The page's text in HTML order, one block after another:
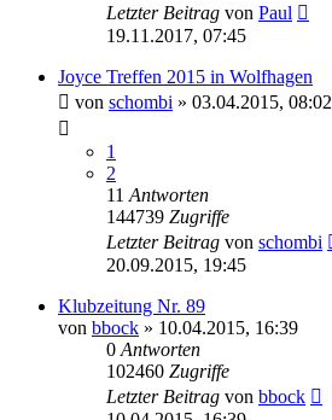
Letzter Beitrag von Paul
19.11.2017, 07:45
Joyce Treffen 2015 in Wolfhagen
von schombi » 03.04.2015, 08:02
1
2
11 Antworten
144739 Zugriffe
Letzter Beitrag von schombi
20.09.2015, 19:45
Klubzeitung Nr. 89
von bbock » 10.04.2015, 16:39
0 Antworten
102460 Zugriffe
Letzter Beitrag von bbock